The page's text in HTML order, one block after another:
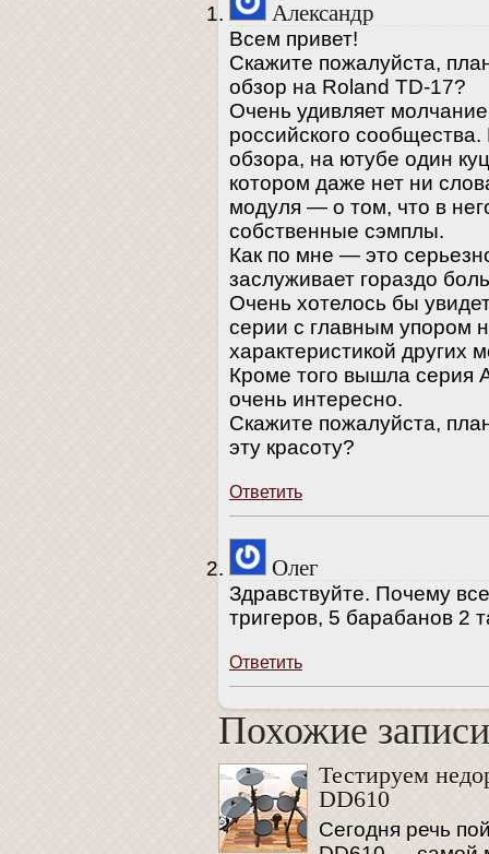
Александр
Всем привет!
Скажите пожалуйста,
обзор на Roland TD-17?
Очень удивляет
российского
обзора, на ютубе один
котором даже нет ни
модуля — о том, что в
собственные сэмплы.
Как по мне — это
заслуживает гораздо
Очень хотелось бы
серии с главным упором
характеристикой других
Кроме того вышла серия
очень интересно.
Скажите пожалуйста,
эту красоту?
Ответить
Олег
Здравствуйте. Почему
тригеров, 5 барабанов 2
Ответить
Похожие записи
Похожие записи
Тестируем
DD610
Сегодня речь